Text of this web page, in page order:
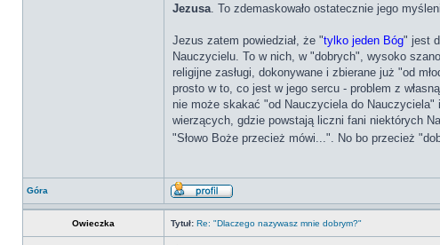
Jezusa. To zdemaskowało ostatecznie jego
Jezus zatem powiedział, że "tylko jeden Bóg" jest
Nauczycielu. To w nich, w "dobrych", wysoko
religijne zasługi, dokonywane i zbierane już "od
prosto w to, co jest w jego sercu - problem z
nie może skakać "od Nauczyciela do
wierzących, gdzie powstają liczni fani niektórych
"Słowo Boże przecież mówi...". No bo przecież
Góra
Owieczka Tytuł: Re: "Dlaczego nazywasz mnie dobrym?"